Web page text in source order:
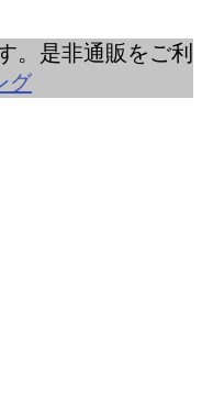
。是非通販をご利
グ